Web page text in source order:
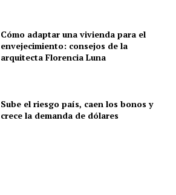
Cómo adaptar una vivienda para el
envejecimiento: consejos de la
arquitecta Florencia Luna
Sube el riesgo país, caen los bonos y
crece la demanda de dólares